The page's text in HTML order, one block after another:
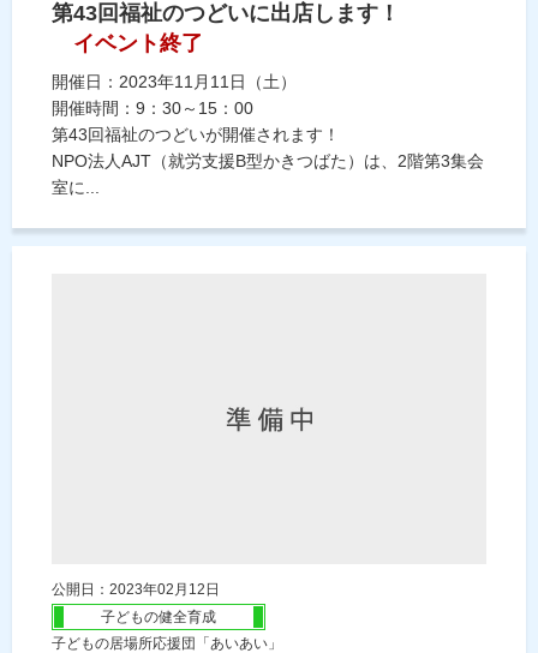
第43回福祉のつどいに出店します！
イベント終了
開催日：2023年11月11日（土）
開催時間：9：30～15：00
第43回福祉のつどいが開催されます！
NPO法人AJT（就労支援B型かきつばた）は、2階第3集会
室に...
公開日：2023年02月12日
子どもの健全育成
子どもの居場所応援団「あいあい」